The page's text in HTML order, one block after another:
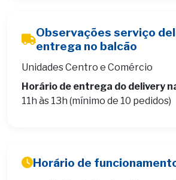
Observações serviço
entrega no balcão
Unidades Centro e Comércio
Horário de entrega do delivery
11h às 13h (mínimo de 10 pedidos)
Horário de